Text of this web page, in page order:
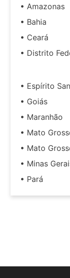
• Amazonas
• Bahia
• Ceará
• Distrito
• Espírito
• Goiás
• Maranhão
• Mato
• Mato
• Minas
• Pará